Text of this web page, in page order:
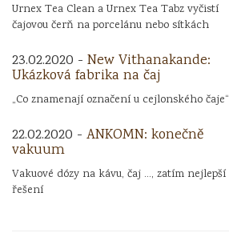
Urnex Tea Clean a Urnex Tea Tabz vyčistí
čajovou čerň na porcelánu nebo sítkách
23.02.2020 - New Vithanakande:
Ukázková fabrika na čaj
„Co znamenají označení u cejlonského čaje“
22.02.2020 - ANKOMN: konečně
vakuum
Vakuové dózy na kávu, čaj ..., zatím nejlepší
řešení